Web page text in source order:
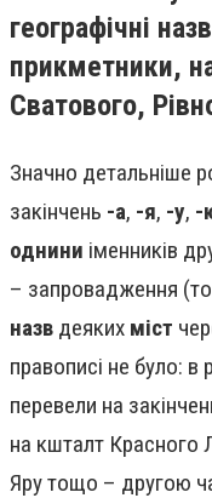
географічні
прикметники,
Сватового,
Значно детальніше
закінчень -а, -я, -у, -
однини іменників
– запровадження
назв деяких міст
правописі не було: в
перевели на
на кшталт Красного
Яру тощо – другою